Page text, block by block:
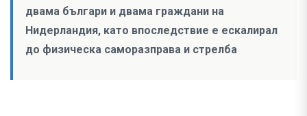
двама българи и двама граждани на
Нидерландия, като впоследствие е ескалирал
до физическа саморазправа и стрелба